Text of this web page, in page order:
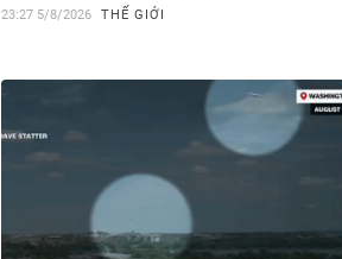
23:27 5/8/2026 THẾ GIỚI